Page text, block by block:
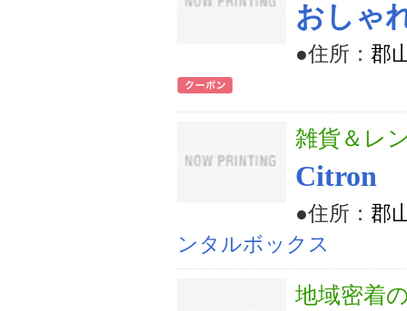
おしゃ
●住所： 郡
雑貨＆レ
Citron
●住所： 郡
ンタルボックス
地域密着